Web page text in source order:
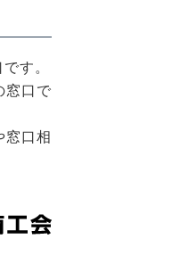
す。
窓口で
窓口相